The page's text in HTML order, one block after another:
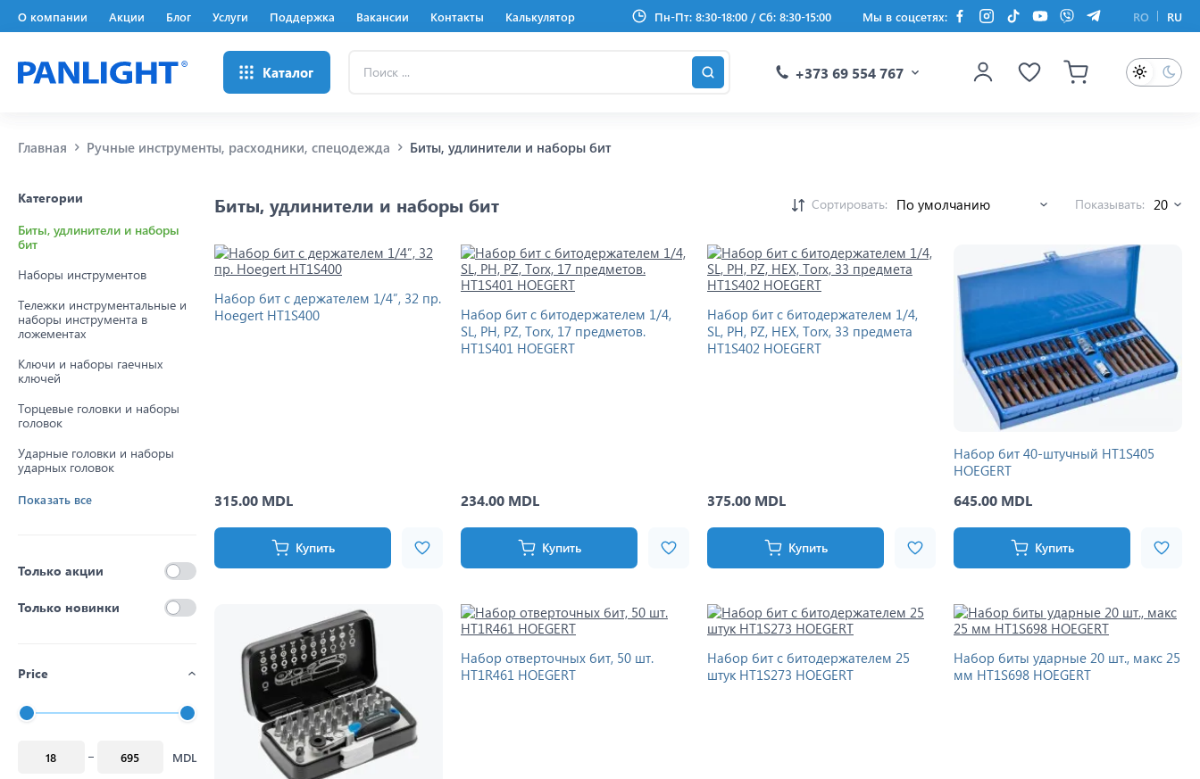
О компании Акции Блог Услуги Поддержка Вакансии Контакты Калькулятор Пн-Пт: 8:30-18:00 / Сб: 8:30-15:00 Мы в соцсетях: RO RU
Каталог +373 69 554 767
Главная Ручные инструменты, расходники, спецодежда Биты, удлинители и наборы бит
Категории
Биты, удлинители и наборы
бит
Наборы инструментов
Тележки инструментальные и
наборы инструмента в
ложементах
Ключи и наборы гаечных
ключей
Торцевые головки и наборы
головок
Ударные головки и наборы
ударных головок
Показать все
Только акции
Только новинки
Price
MDL
Биты, удлинители и наборы бит Сортировать: Показывать:
Набор бит с держателем 1/4”, 32 пр.
Hoegert HT1S400
315.00 MDL
Купить
Набор бит с битодержателем 1/4,
SL, PH, PZ, Torx, 17 предметов.
HT1S401 HOEGERT
234.00 MDL
Купить
Набор бит с битодержателем 1/4,
SL, PH, PZ, HEX, Torx, 33 предмета
HT1S402 HOEGERT
375.00 MDL
Купить
Набор бит 40-штучный HT1S405
HOEGERT
645.00 MDL
Купить
Набор отверточных бит, 50 шт.
HT1R461 HOEGERT
Набор бит с битодержателем 25
штук HT1S273 HOEGERT
Набор биты ударные 20 шт., макс 25
мм HT1S698 HOEGERT